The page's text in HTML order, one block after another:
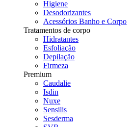
Higiene
Desodorizantes
Acessórios Banho e Corpo
Tratamentos de corpo
Hidratantes
Esfoliação
Depilação
Firmeza
Premium
Caudalie
Isdin
Nuxe
Sensilis
Sesderma